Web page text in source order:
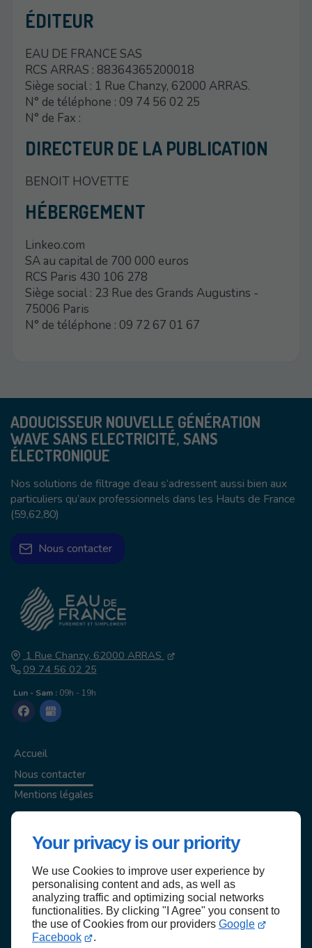
Your privacy is our priority
We use Cookies to improve user experience by
personalising content and ads, as well as
analyzing traffic and optimizing social networks
functionalities. By clicking "I Agree" you consent to
the use of Cookies from our providers Google
Facebook
.
ÉDITEUR
EAU DE FRANCE SAS
RCS ARRAS : 88364365200018
Siège social : 1 Rue Chanzy, 62000 ARRAS.
N° de téléphone : 09 74 56 02 25
N° de Fax :
DIRECTEUR DE LA PUBLICATION
BENOIT HOVETTE
HÉBERGEMENT
Linkeo.com
SA au capital de 700 000 euros
RCS Paris 430 106 278
Siège social : 23 Rue des Grands Augustins -
75006 Paris
N° de téléphone : 09 72 67 01 67
1 Rue Chanzy, 62000 ARRAS
09 74 56 02 25
Lun - Sam :09h - 19h
Accueil
Nous contacter
Mentions légales
Plan du site
ADOUCISSEUR NOUVELLE GÉNÉRATION
WAVE SANS ELECTRICITÉ, SANS
ÉLECTRONIQUE
Nos solutions de filtrage d’eau s’adressent aussi bien aux
particuliers qu’aux professionnels dans les Hauts de France
(59,62,80)
Nous contacter
Haut de page